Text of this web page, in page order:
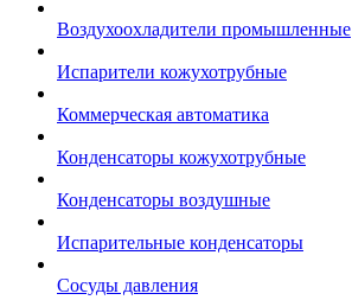
Воздухоохладители промышленные
Испарители кожухотрубные
Коммерческая автоматика
Конденсаторы кожухотрубные
Конденсаторы воздушные
Испарительные конденсаторы
Сосуды давления